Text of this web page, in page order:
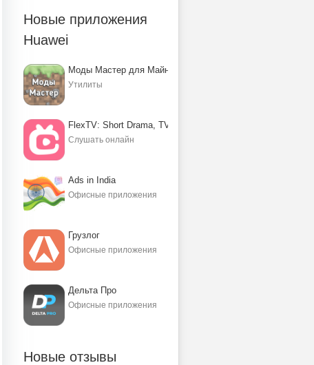
Новые приложения
Huawei
Моды Мастер для Майнкрафт ПЕ
Утилиты
FlexTV: Short Drama, TV, Reels
Слушать онлайн
Ads in India
Офисные приложения
Грузлог
Офисные приложения
Дельта Про
Офисные приложения
Новые отзывы